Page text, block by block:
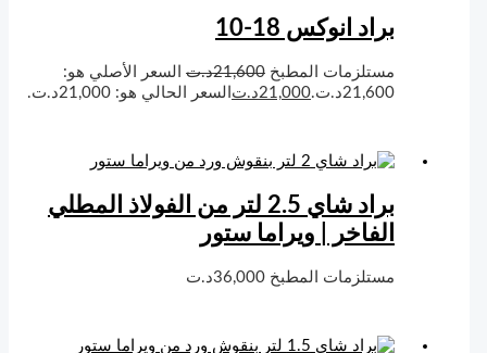
براد انوكس 18-10
مستلزمات المطبخ21,600د.ت السعر الأصلي هو:
21,600د.ت.
21,000د.ت السعر الحالي هو: 21,000د.ت.
براد شاي 2.5 لتر من الفولاذ المطلي
الفاخر | ويراما ستور
مستلزمات المطبخ36,000د.ت